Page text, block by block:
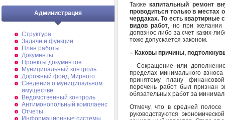
Администрация
Структура
Задачи и функции
План работы
Документы
Проекты документов
Муниципальный контроль
Дорожный фонд Мирного
Cведения о муниципальном
имуществе
Ведомственный контроль
Антимонопольный комплаенс
Отчеты
Информационные системы
Такжекапитальный ремонт
проводиться только в местах
чердаках. То есть квартирные
видов работ, но при желании
допвзнос либо за счет каких-
тоже допускается законом.
– Каковы причины,
– Сокращение или
пределах минимального
принятому плану
перечень работ был признан
обязательных работ за
Отмечу, что в средней
руководствуются